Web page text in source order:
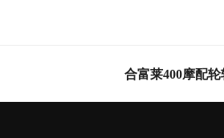
合富莱400摩配轮